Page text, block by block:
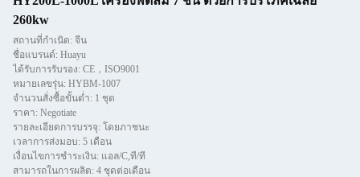
260kw
สถานที่กำเนิด: จีน
ชื่อแบรนด์: Huayu
ได้รับการรับรอง: CE，ISO9001
หมายเลขรุ่น: HYBM-1007
จำนวนสั่งซื้อขั้นต่ำ: 1 ชุด
ราคา: Negotiate
รายละเอียดการบรรจุ: โดยภาชนะ
เวลาการส่งมอบ: 5 เดือน
เงื่อนไขการชำระเงิน: แอล/C,ที/ที
สามารถในการผลิต: 4 ชุดต่อเดือน